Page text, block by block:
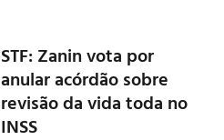
STF: Zanin vota por
anular acórdão sobre
revisão da vida toda no
INSS